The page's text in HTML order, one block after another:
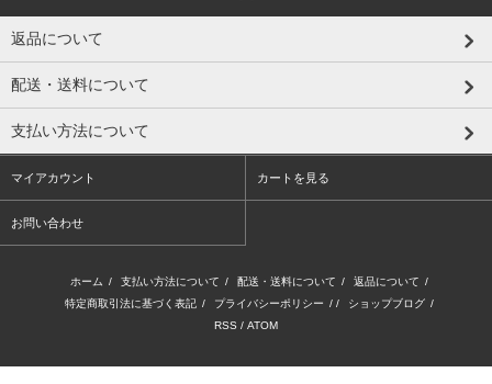
返品について
配送・送料について
支払い方法について
マイアカウント カートを見る
お問い合わせ
ホーム / 支払い方法について / 配送・送料について / 返品について /
特定商取引法に基づく表記 / プライバシーポリシー / / ショップブログ /
RSS / ATOM